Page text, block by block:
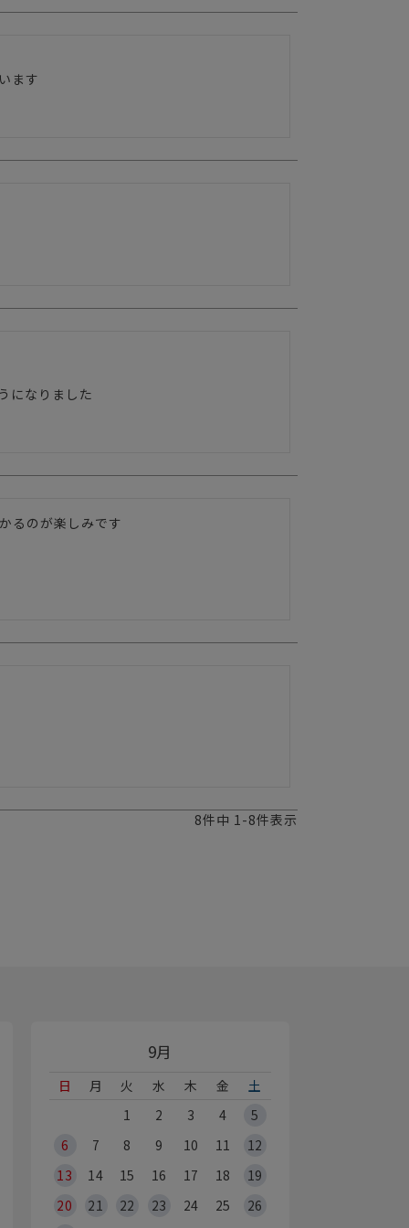
になりました
8件中 1-8件表示
9月
日 月 火 水 木 金
土
1
2 3 4
5
6
7 8 9 10 11
12
13
14 15 16 17 18
19
20
21 22 23 24 25
26